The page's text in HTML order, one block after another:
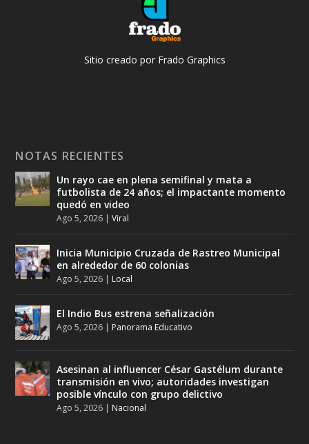
Sitio creado por Frado Graphics
NOTAS RECIENTES
Un rayo cae en plena semifinal y mata a
futbolista de 24 años; el impactante momento
quedó en video
Ago 5, 2026 |Viral
Inicia Municipio Cruzada de Rastreo Municipal
en alrededor de 60 colonias
Ago 5, 2026 | Local
El Indio Bus estrena señalización
Ago 5, 2026 | Panorama Educativo
Asesinan al influencer César Gastélum durante
transmisión en vivo; autoridades investigan
posible vínculo con grupo delictivo
Ago 5, 2026 | Nacional